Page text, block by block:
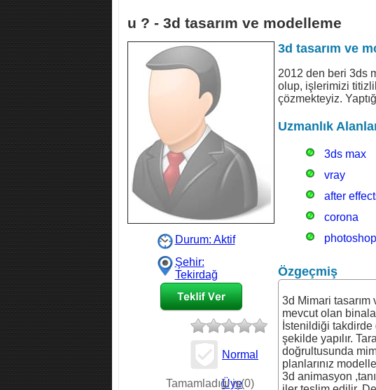
u ? - 3d tasarım ve modelleme
Durum: Aktif
Şehir:
Tekirdağ
Normal
Üye
Tamamladığı iş(0)
3d tasarım ve
2012 den beri 3ds
olup, işlerimizi
çözmekteyiz.
Uzmanlık
3ds max
vray
after
corona
render
photoshop
Özgeçmiş
3d Mimari
mevcut olan
İstenildiği takdirde
şekilde yapılır.
doğrultusunda
planlarınız
3d animasyon